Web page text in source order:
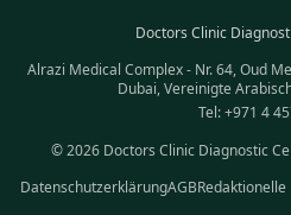
Doctors Clinic
Alrazi Medical Complex - Nr. 64, Oud
Dubai, Vereinigte
Tel: +971 4
©2026 Doctors Clinic Diagnostic
DatenschutzerklärungAGBRedaktionelle